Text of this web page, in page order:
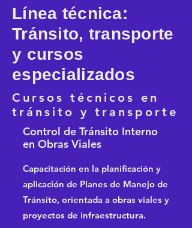
Línea técnica:
Tránsito, transporte
y cursos
especializados
Cursos técnicos en
tránsito y transporte
Control de Tránsito Interno
en Obras Viales
Capacitación en la planificación y
aplicación de Planes de Manejo de
Tránsito, orientada a obras viales y
proyectos de infraestructura.